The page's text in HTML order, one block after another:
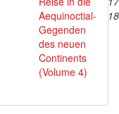
Aequinoctial-
Gegenden
des neuen
Continents
(Volume 4)